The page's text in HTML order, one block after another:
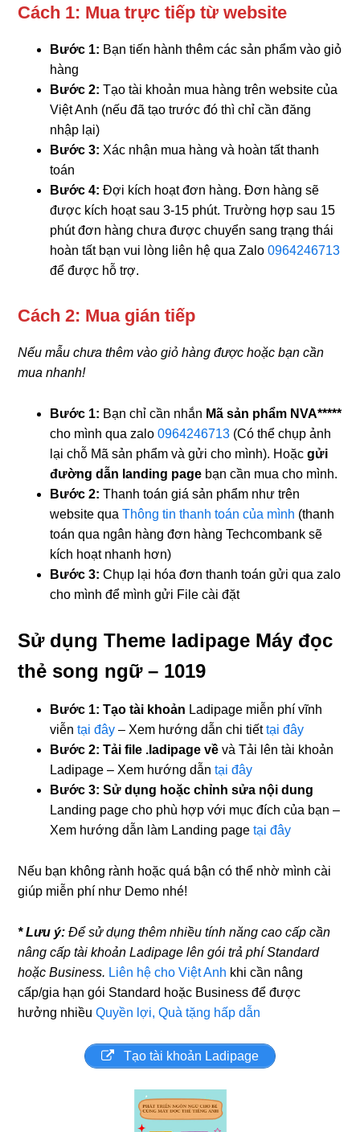
Cách 1: Mua trực tiếp từ website
Bước 1: Bạn tiến hành thêm các sản phẩm vào giỏ
hàng
Bước 2:Tạo tài khoản mua hàng trên website của
Việt Anh (nếu đã tạo trước đó thì chỉ cần đăng
nhập lại)
Bước 3: Xác nhận mua hàng và hoàn tất thanh
toán
Bước 4: Đợi kích hoạt đơn hàng. Đơn hàng sẽ
được kích hoạt sau 3-15 phút. Trường hợp sau 15
phút đơn hàng chưa được chuyển sang trạng thái
hoàn tất bạn vui lòng liên hệ qua Zalo0964246713
để được hỗ trợ.
Cách 2: Mua gián tiếp
Nếu mẫu chưa thêm vào giỏ hàng được hoặc bạn cần
mua nhanh!
Bước 1: Bạn chỉ cần nhắn Mã sản phẩm NVA*****
cho mình qua zalo0964246713 (Có thể chụp ảnh
lại chỗ Mã sản phẩm và gửi cho mình). Hoặcgửi
đường dẫn landing page bạn cần mua cho mình.
Bước 2: Thanh toán giá sản phẩm như trên
website quaThông tin thanh toán của mình (thanh
toán qua ngân hàng đơn hàng Techcombank sẽ
kích hoạt nhanh hơn)
Bước 3:Chụp lại hóa đơn thanh toán gửi qua zalo
cho mình để mình gửi File cài đặt
Sử dụng Theme ladipage Máy đọc
thẻ song ngữ – 1019
Bước 1: Tạo tài khoản Ladipage miễn phí vĩnh
viễntại đây – Xem hướng dẫn chi tiếttại đây
Bước 2: Tải file .ladipage về và Tải lên tài khoản
Ladipage – Xem hướng dẫntại đây
Bước 3: Sử dụng hoặc chỉnh sửa nội dung
Landing page cho phù hợp với mục đích của bạn –
Xem hướng dẫn làm Landing pagetại đây
Nếu bạn không rành hoặc quá bận có thể nhờ mình cài
giúp miễn phí như Demo nhé!
* Lưu ý:Để sử dụng thêm nhiều tính năng cao cấp cần
nâng cấp tài khoản Ladipage lên gói trả phí Standard
hoặc Business. Liên hệ cho Việt Anh khi cần nâng
cấp/gia hạn gói Standard hoặc Business để được
hưởng nhiềuQuyền lợi, Quà tặng hấp dẫn
Tạo tài khoản Ladipage